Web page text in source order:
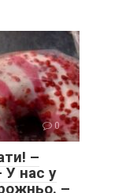
0
–
У нас у
–